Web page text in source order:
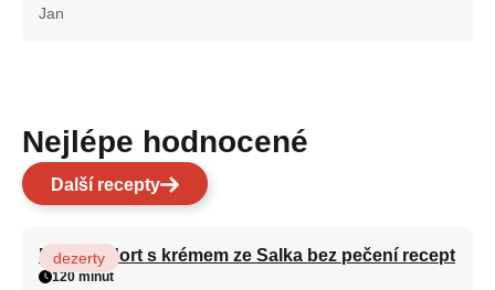
Jan
Nejlépe hodnocené
Další recepty
Patrový dort s krémem ze Salka bez pečení recept
dezerty
120 minut